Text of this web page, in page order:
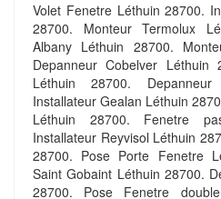
Volet Fenetre Léthuin 28700.
28700. Monteur Termolux
Albany Léthuin 28700.
Depanneur Cobelver Léthuin
Léthuin 28700.
Installateur Gealan Léthuin
Léthuin 28700. Fenetre
Installateur Reyvisol Léthuin
28700. Pose Porte Fenetre
Saint Gobaint Léthuin 28700.
28700. Pose Fenetre